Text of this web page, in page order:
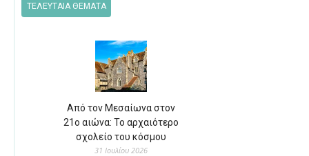
ΤΕΛΕΥΤΑΙΑ ΘΕΜΑΤΑ
Από τον Μεσαίωνα στον
21ο αιώνα: Το αρχαιότερο
σχολείο του κόσμου
31 Ιουλίου 2026